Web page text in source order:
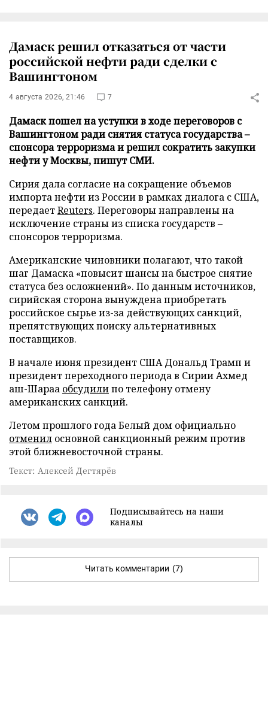
Дамаск решил отказаться от части
российской нефти ради сделки с
Вашингтоном
4 августа 2026, 21:46 7
Дамаск пошел на уступки в ходе переговоров с
Вашингтоном ради снятия статуса государства –
спонсора терроризма и решил сократить закупки
нефти у Москвы, пишут СМИ.
Сирия дала согласие на сокращение объемов
импорта нефти из России в рамках диалога с США,
передаетReuters. Переговоры направлены на
исключение страны из списка государств –
спонсоров терроризма.
Американские чиновники полагают, что такой
шаг Дамаска «повысит шансы на быстрое снятие
статуса без осложнений». По данным источников,
сирийская сторона вынуждена приобретать
российское сырье из-за действующих санкций,
препятствующих поиску альтернативных
поставщиков.
В начале июня президент США Дональд Трамп и
президент переходного периода в Сирии Ахмед
аш-Шараа обсудилипо телефону отмену
американских санкций.
Летом прошлого года Белый дом официально
отменил основной санкционный режим против
этой ближневосточной страны.
Текст: Алексей Дегтярёв
Подписывайтесь на наши
каналы
Читать комментарии (7)